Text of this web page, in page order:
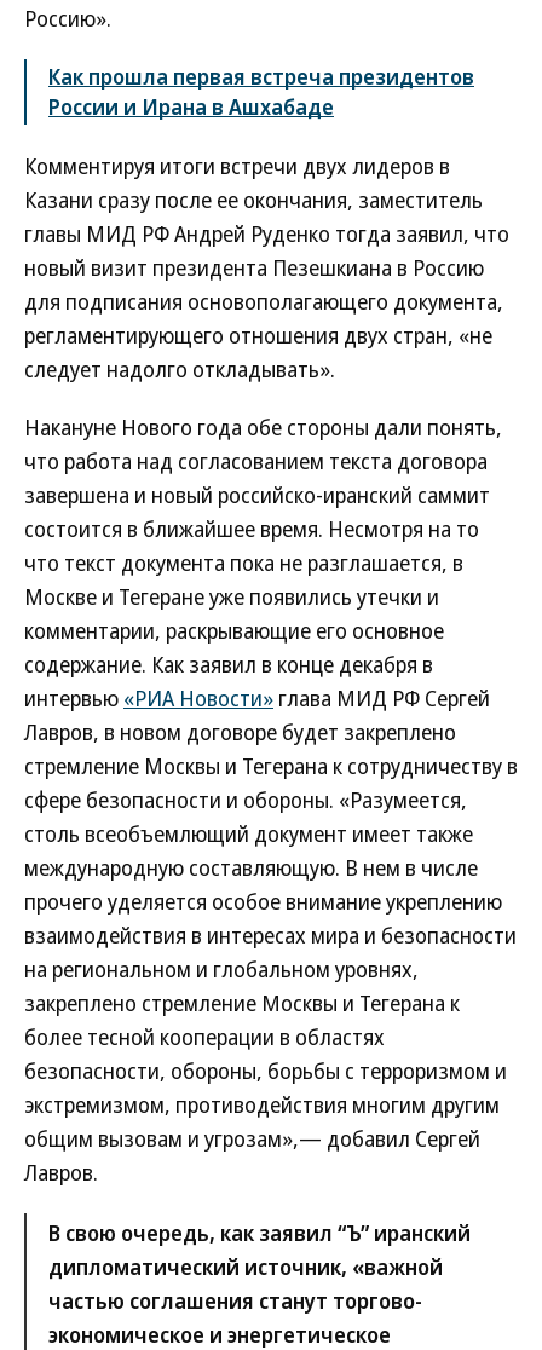
Россию».
Как прошла первая встреча президентов
России и Ирана в Ашхабаде
Комментируя итоги встречи двух лидеров в
Казани сразу после ее окончания, заместитель
главы МИД РФ Андрей Руденко тогда заявил, что
новый визит президента Пезешкиана в Россию
для подписания основополагающего документа,
регламентирующего отношения двух стран, «не
следует надолго откладывать».
Накануне Нового года обе стороны дали понять,
что работа над согласованием текста договора
завершена и новый российско-иранский саммит
состоится в ближайшее время. Несмотря на то
что текст документа пока не разглашается, в
Москве и Тегеране уже появились утечки и
комментарии, раскрывающие его основное
содержание. Как заявил в конце декабря в
интервью «РИА Новости» глава МИД РФ Сергей
Лавров, в новом договоре будет закреплено
стремление Москвы и Тегерана к сотрудничеству в
сфере безопасности и обороны. «Разумеется,
столь всеобъемлющий документ имеет также
международную составляющую. В нем в числе
прочего уделяется особое внимание укреплению
взаимодействия в интересах мира и безопасности
на региональном и глобальном уровнях,
закреплено стремление Москвы и Тегерана к
более тесной кооперации в областях
безопасности, обороны, борьбы с терроризмом и
экстремизмом, противодействия многим другим
общим вызовам и угрозам»,— добавил Сергей
Лавров.
В свою очередь, как заявил “Ъ” иранский
дипломатический источник, «важной
частью соглашения станут торгово-
экономическое и энергетическое